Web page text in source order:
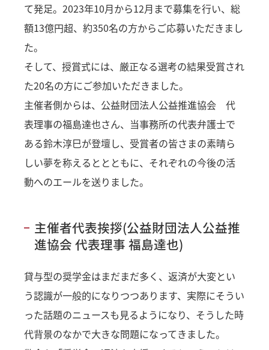
て発足。2023年10月から12月まで募集を行い、総
額13億円超、約350名の方からご応募いただきまし
た。
そして、授賞式には、厳正なる選考の結果受賞され
た20名の方にご参加いただきました。
主催者側からは、公益財団法人公益推進協会 代
表理事の福島達也さん、当事務所の代表弁護士で
ある鈴木淳巳が登壇し、受賞者の皆さまの素晴ら
しい夢を称えるととともに、それぞれの今後の活
動へのエールを送りました。
主催者代表挨拶(公益財団法人公益推
進協会 代表理事 福島達也)
貸与型の奨学金はまだまだ多く、返済が大変とい
う認識が一般的になりつつあります、実際にそうい
った話題のニュースも見るようになり、そうした時
代背景のなかで大きな問題になってきました。